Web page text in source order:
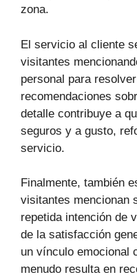
zona.
El servicio al cliente
visitantes
personal para
recomendaciones
detalle contribuye a
seguros y a gusto,
servicio.
Finalmente, también
visitantes mencionan
repetida intención de
de la satisfacción
un vínculo emocional
menudo resulta en